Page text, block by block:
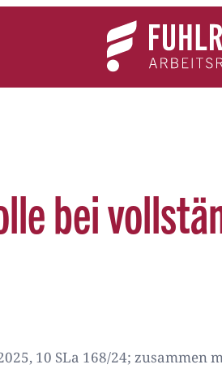
Expertise
bei
10 SLa 168/24; zusammen